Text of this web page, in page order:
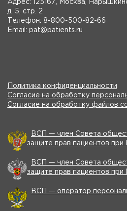
Адрес: 125167, Москва,
д. 5, стр. 2
Телефон: 8-800-500-82-66
Email: pat@patients.ru
Политика конфиденциальности
Согласие на обработку
Согласие на обработку файлов
ВСП — член Совета
защите прав пациентов при
ВСП — член Совета
защите прав пациентов при
ВСП — оператор